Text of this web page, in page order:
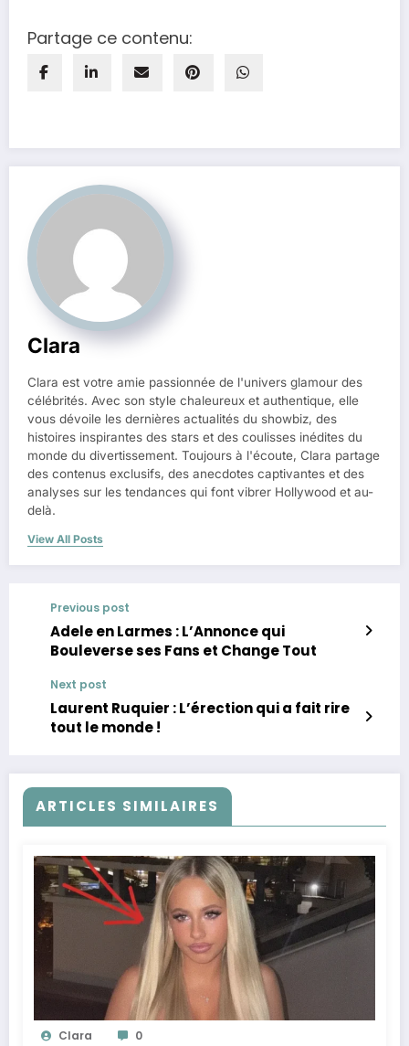
Partage ce contenu:
Clara
Clara est votre amie passionnée de l'univers glamour des
célébrités. Avec son style chaleureux et authentique, elle
vous dévoile les dernières actualités du showbiz, des
histoires inspirantes des stars et des coulisses inédites du
monde du divertissement. Toujours à l'écoute, Clara partage
des contenus exclusifs, des anecdotes captivantes et des
analyses sur les tendances qui font vibrer Hollywood et au-
delà.
View All Posts
Previous post
Adele en Larmes : L’Annonce qui
Bouleverse ses Fans et Change Tout
Next post
Laurent Ruquier : L’érection qui a fait rire
tout le monde !
ARTICLES SIMILAIRES
Clara 0